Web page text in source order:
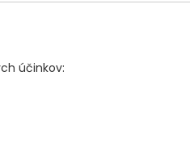
účinkov: